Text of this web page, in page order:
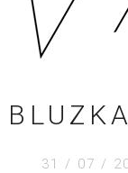
31 / 07 /